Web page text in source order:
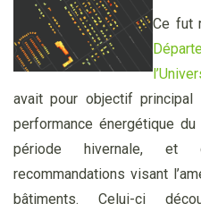
Ce fut
avait pour objectif
performance énergétique
période hivernale, et
recommandations visant
bâtiments. Celui-ci